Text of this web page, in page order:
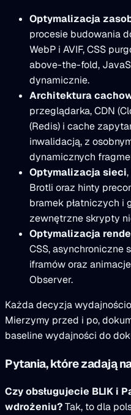
Optymalizacja
procesie budowania
WebP i AVIF, CSS
above-the-fold,
dynamicznie.
Architektura
przeglądarka, CDN
(Redis) i cache
inwalidacją, z
dynamicznych
Optymalizacja sieci
Brotli oraz hinty
bramek płatniczych i
zewnętrzne skrypty
Optymalizacja
CSS, asynchroniczne
iframów oraz
Observer.
Każda decyzja
Mierzymy przed i po,
baseline wydajności do
Pytania, które zadają
Czy obsługujecie BLIK i
wdrożeniu?Tak, to dla